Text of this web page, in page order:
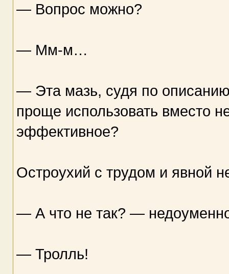
— Вопрос можно?
— Мм-м…
— Эта мазь, судя по
проще использовать вместо
эффективное?
Остроухий с трудом и явной
— А что не так? —
— Тролль!